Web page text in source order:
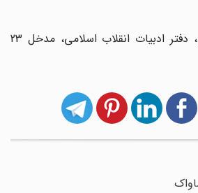
روزشمار انقلاب اسلامی، دفتر ادبیات انقلاب اسلامی، مدخل 23